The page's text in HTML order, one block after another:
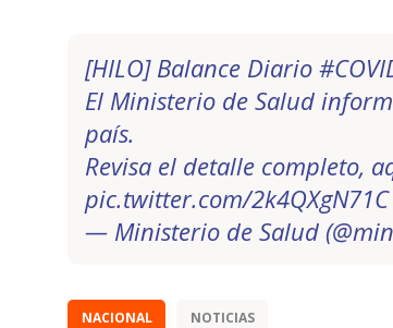
[HILO] Balance Diario
El Ministerio de Salud
país.
Revisa el detalle completo,
pic.twitter.com/2k4QXgN71C
— Ministerio de Salud
NACIONAL NOTICIAS